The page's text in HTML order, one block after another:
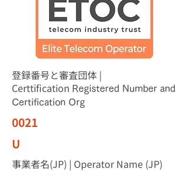
登録番号と審査団体 |
Certtification Registered Number and
Certification Org
0021
U
事業者名(JP) | Operator Name (JP)